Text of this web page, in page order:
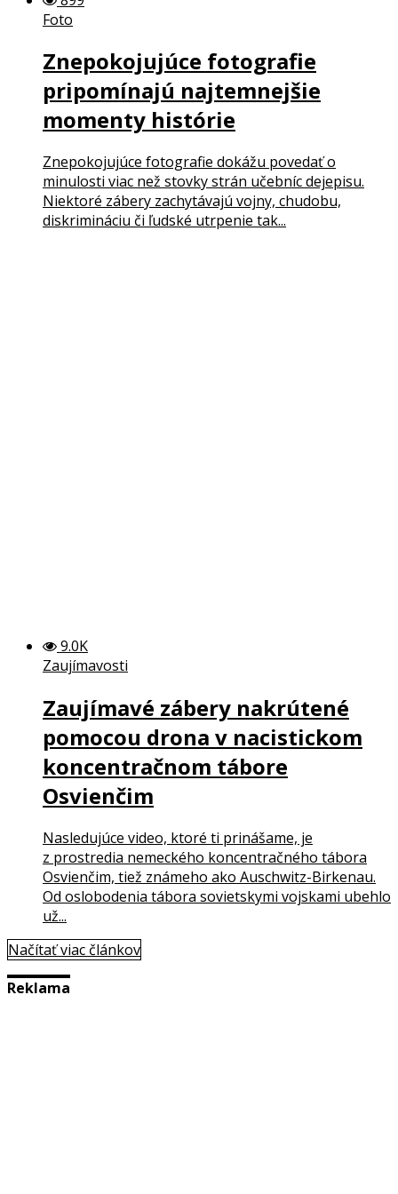
Foto
Znepokojujúce fotografie
pripomínajú najtemnejšie
momenty histórie
Znepokojujúce fotografie dokážu povedať o
minulosti viac než stovky strán učebníc dejepisu.
Niektoré zábery zachytávajú vojny, chudobu,
diskrimináciu či ľudské utrpenie tak...
9.0K
Zaujímavosti
Zaujímavé zábery nakrútené
pomocou drona v nacistickom
koncentračnom tábore
Osvienčim
Nasledujúce video, ktoré ti prinášame, je
z prostredia nemeckého koncentračného tábora
Osvienčim, tiež známeho ako Auschwitz-Birkenau.
Od oslobodenia tábora sovietskymi vojskami ubehlo
už...
Načítať viac článkov
Reklama